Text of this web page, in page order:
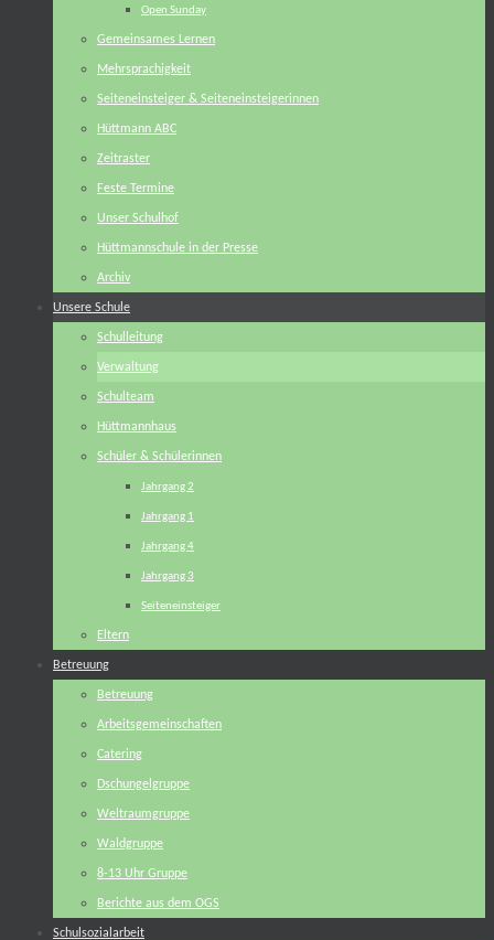
Open Sunday
Gemeinsames Lernen
Mehrsprachigkeit
Seiteneinsteiger & Seiteneinsteigerinnen
Hüttmann ABC
Zeitraster
Feste Termine
Unser Schulhof
Hüttmannschule in der Presse
Archiv
Unsere Schule
Schulleitung
Verwaltung
Schulteam
Hüttmannhaus
Schüler & Schülerinnen
Jahrgang 2
Jahrgang 1
Jahrgang 4
Jahrgang 3
Seiteneinsteiger
Eltern
Betreuung
Betreuung
Arbeitsgemeinschaften
Catering
Dschungelgruppe
Weltraumgruppe
Waldgruppe
8-13 Uhr Gruppe
Berichte aus dem OGS
Schulsozialarbeit